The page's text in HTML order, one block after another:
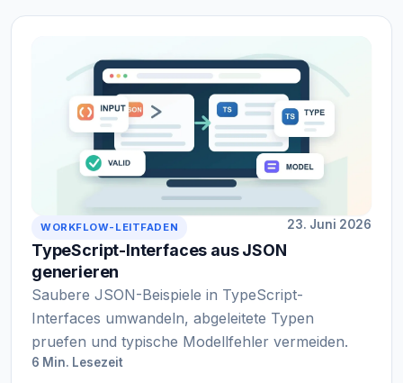
WORKFLOW-LEITFADEN 23. Juni 2026
TypeScript-Interfaces aus JSON
generieren
Saubere JSON-Beispiele in TypeScript-
Interfaces umwandeln, abgeleitete Typen
pruefen und typische Modellfehler vermeiden.
6 Min. Lesezeit